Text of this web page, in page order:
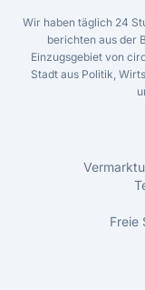
Wir haben täglich 24
berichten aus der
Einzugsgebiet von
Stadt aus Politik,
Freie